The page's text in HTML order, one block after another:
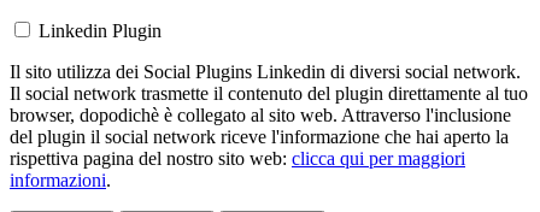
Linkedin Plugin
Il sito utilizza dei Social Plugins Linkedin di diversi social network.
Il social network trasmette il contenuto del plugin direttamente al tuo
browser, dopodichè è collegato al sito web. Attraverso l'inclusione
del plugin il social network riceve l'informazione che hai aperto la
rispettiva pagina del nostro sito web: clicca qui per maggiori
informazioni.